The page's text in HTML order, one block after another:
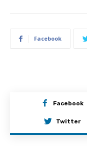
Facebook
Facebook
Twitter